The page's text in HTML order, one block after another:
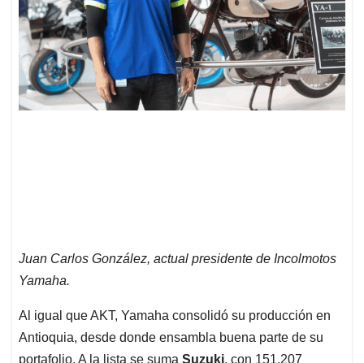
Juan Carlos González, actual presidente de Incolmotos
Yamaha.
Al igual que AKT, Yamaha consolidó su producción en
Antioquia, desde donde ensambla buena parte de su
portafolio. A la lista se suma Suzuki, con 151.207